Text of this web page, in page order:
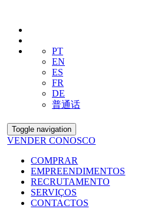
PT
EN
ES
FR
DE
普通话
Toggle navigation
VENDER CONOSCO
COMPRAR
EMPREENDIMENTOS
RECRUTAMENTO
SERVIÇOS
CONTACTOS